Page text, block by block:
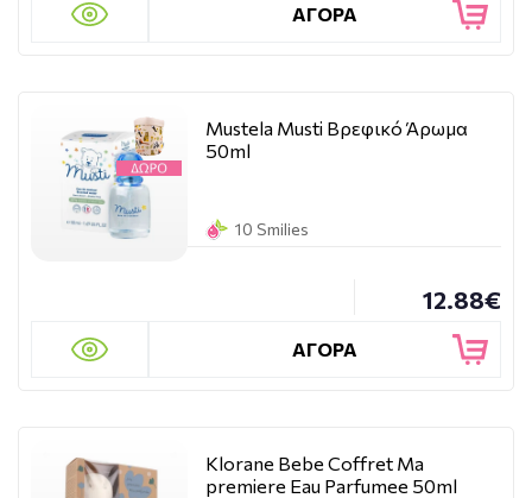
ΑΓΟΡΑ
Mustela Musti Βρεφικό Άρωμα
50ml
10 Smilies
12.88€
ΑΓΟΡΑ
Klorane Bebe Coffret Ma
premiere Eau Parfumee 50ml